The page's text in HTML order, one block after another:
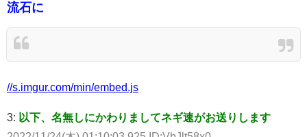
流石に
//s.imgur.com/min/embed.js
3: 以下、名無しにかわりましてネギ速がお送りします